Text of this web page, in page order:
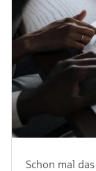
Schon mal